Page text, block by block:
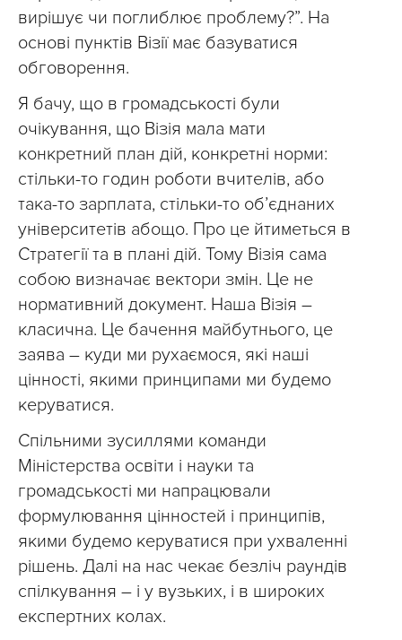
вирішує чи поглиблює проблему?”. На
основі пунктів Візії має базуватися
обговорення.
Я бачу, що в громадськості були
очікування, що Візія мала мати
конкретний план дій, конкретні норми:
стільки-то годин роботи вчителів, або
така-то зарплата, стільки-то обʼєднаних
університетів абощо. Про це йтиметься в
Стратегії та в плані дій. Тому Візія сама
собою визначає вектори змін. Це не
нормативний документ. Наша Візія –
класична. Це бачення майбутнього, це
заява – куди ми рухаємося, які наші
цінності, якими принципами ми будемо
керуватися.
Спільними зусиллями команди
Міністерства освіти і науки та
громадськості ми напрацювали
формулювання цінностей і принципів,
якими будемо керуватися при ухваленні
рішень. Далі на нас чекає безліч раундів
спілкування – і у вузьких, і в широких
експертних колах.